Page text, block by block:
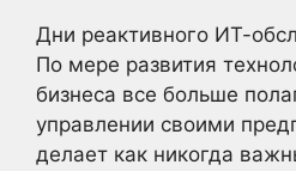
Дни реактивного ИТ-
По мере развития
бизнеса все больше
управлении своими
делает как никогда